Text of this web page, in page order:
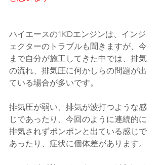
ハイエースの1KDエンジンは、インジ
ェクターのトラブルも聞きますが、今
まで自分が施工してきた中では、排気
の流れ、排気圧に何かしらの問題が出
ている場合が多いです。
排気圧が弱い、排気が波打つような感
じであったり、今回のように連続的に
排気されずポンポンと出ている感じで
あったり、症状に個体差があります。